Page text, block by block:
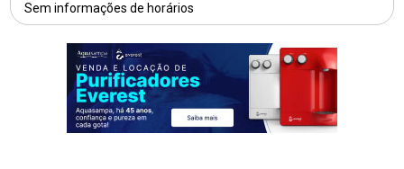
Sem informações de horários